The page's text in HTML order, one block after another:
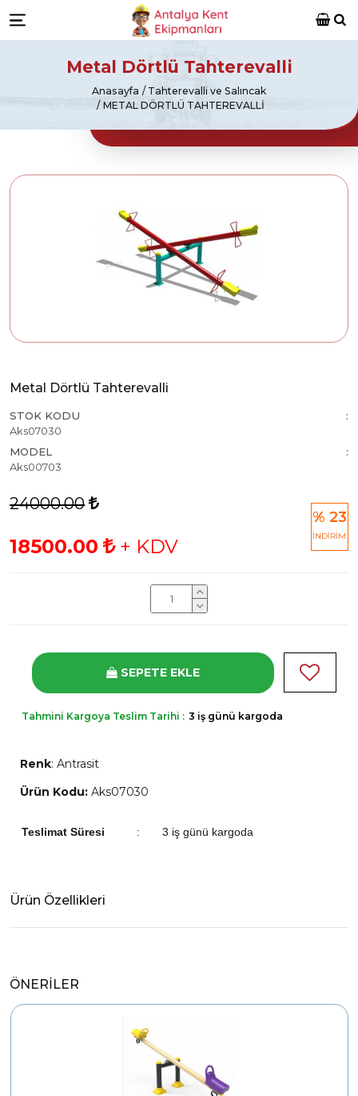
Antalya Kent Ekipmanları
Menü
Metal Dörtlü Tahterevalli
Anasayfa
Tahterevalli ve Salıncak
METAL DÖRTLÜ TAHTEREVALLI
Metal Dörtlü Tahterevalli
STOK KODU
Aks07030
MODEL
Aks00703
% 23
İNDİRİM
24000.00
18500.00 + KDV
SEPETE EKLE
Tahmini Kargoya Teslim Tarihi : 3 iş günü kargoda
Renk: Antrasit
Ürün Kodu:Aks07030
Teslimat Süresi : 3 iş günü kargoda
Ürün Özellikleri
ÖNERİLER